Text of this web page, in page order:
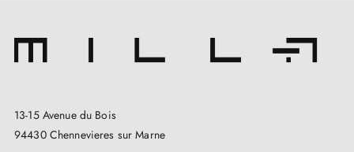
13-15 Avenue du Bois
94430 Chennevieres sur Marne